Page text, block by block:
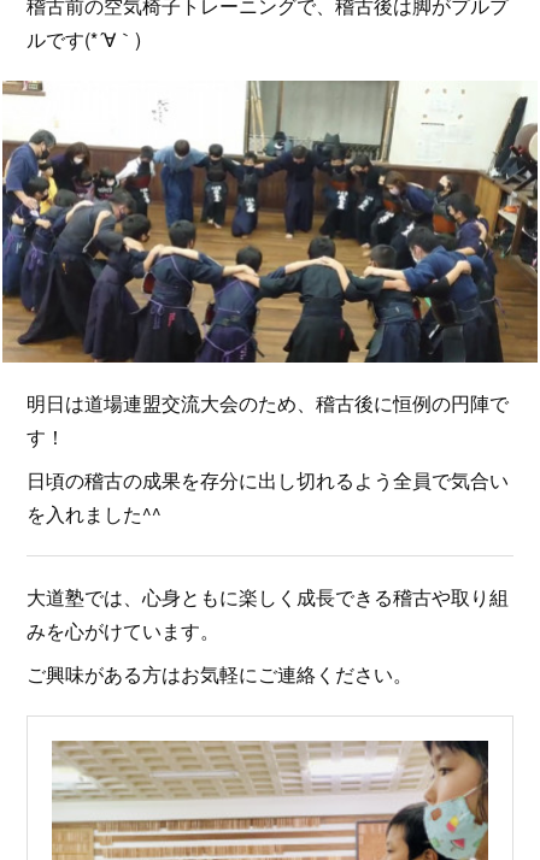
稽古前の空気椅子トレーニングで、稽古後は脚がプルプ
ルです(*´∀｀)
明日は道場連盟交流大会のため、稽古後に恒例の円陣で
す！
日頃の稽古の成果を存分に出し切れるよう全員で気合い
を入れました^^
大道塾では、心身ともに楽しく成長できる稽古や取り組
みを心がけています。
ご興味がある方はお気軽にご連絡ください。